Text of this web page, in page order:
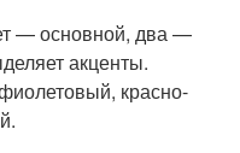
— основной, два —
акценты.
красно-